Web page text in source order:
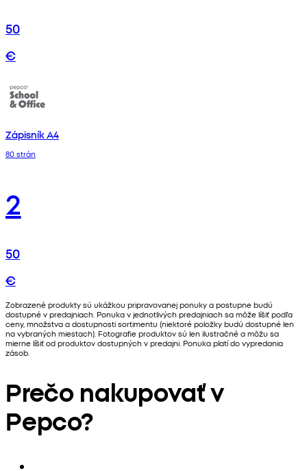
50
€
Zápisník A4
80 strán
2
50
€
Zobrazené produkty sú ukážkou pripravovanej ponuky a postupne budú
dostupné v predajniach. Ponuka v jednotlivých predajniach sa môže líšiť podľa
ceny, množstva a dostupnosti sortimentu (niektoré položky budú dostupné len
na vybraných miestach). Fotografie produktov sú len ilustračné a môžu sa
mierne líšiť od produktov dostupných v predajni. Ponuka platí do vypredania
zásob.
Prečo nakupovať v
Pepco?